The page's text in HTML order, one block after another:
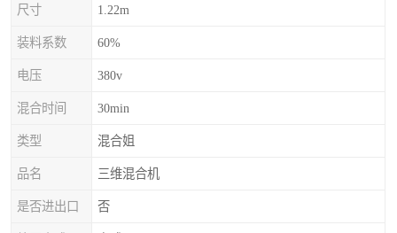
尺寸 1.22m
装料系数 60%
电压 380v
混合时间 30min
类型 混合姐
品名 三维混合机
是否进出口 否